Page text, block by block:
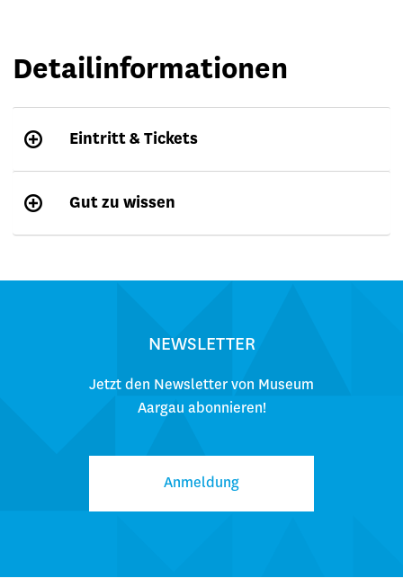
Detailinformationen
Eintritt & Tickets
Gut zu wissen
NEWSLETTER
Jetzt den Newsletter von Museum
Aargau abonnieren!
Anmeldung